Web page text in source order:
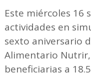
Este miércoles 16
actividades en
sexto aniversario
Alimentario
beneficiarias a